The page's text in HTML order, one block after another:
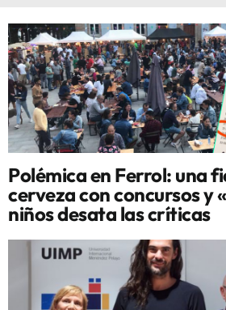
Polémica en Ferrol: una
cerveza con concursos y
niños desata las críticas